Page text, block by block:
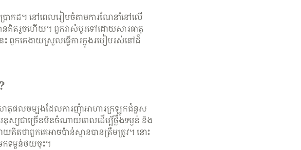
ាកដ។ នៅពេលរៀបចំតាមការណែនាំនៅលើ
ានគិតរួចហើយ។ ពួកវាសំបូរទៅដោយសារធាតុ
ពួកគេងាយស្រួលធ្វើការក្នុងរបៀបរស់នៅដ៏
ហេតុផលចម្បងដែលការញំុាអាហារក្រឡុកជំនួស
ស្សជាច្រើនមិនចំណាយពេលដើម្បីថ្លឹងទម្ងន់ និង
គិតថាពួកគេអាចប៉ាន់ស្មានបានត្រឹមត្រូវ។ នោះ
ទម្ងន់ថយចុះ។